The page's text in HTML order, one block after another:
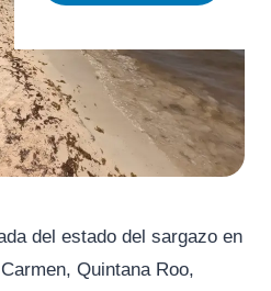
del estado del sargazo en
Quintana Roo,